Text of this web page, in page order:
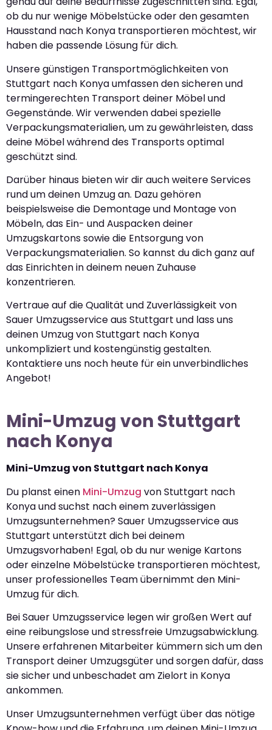
ob du nur wenige Möbelstücke oder den gesamten
Hausstand nach Konya transportieren möchtest, wir
haben die passende Lösung für dich.
Unsere günstigen Transportmöglichkeiten von
Stuttgart nach Konya umfassen den sicheren und
termingerechten Transport deiner Möbel und
Gegenstände. Wir verwenden dabei spezielle
Verpackungsmaterialien, um zu gewährleisten, dass
deine Möbel während des Transports optimal
geschützt sind.
Darüber hinaus bieten wir dir auch weitere Services
rund um deinen Umzug an. Dazu gehören
beispielsweise die Demontage und Montage von
Möbeln, das Ein- und Auspacken deiner
Umzugskartons sowie die Entsorgung von
Verpackungsmaterialien. So kannst du dich ganz auf
das Einrichten in deinem neuen Zuhause
konzentrieren.
Vertraue auf die Qualität und Zuverlässigkeit von
Sauer Umzugsservice aus Stuttgart und lass uns
deinen Umzug von Stuttgart nach Konya
unkompliziert und kostengünstig gestalten.
Kontaktiere uns noch heute für ein unverbindliches
Angebot!
Mini-Umzug von Stuttgart
nach Konya
Mini-Umzug von Stuttgart nach Konya
Du planst einen Mini-Umzug von Stuttgart nach
Konya und suchst nach einem zuverlässigen
Umzugsunternehmen? Sauer Umzugsservice aus
Stuttgart unterstützt dich bei deinem
Umzugsvorhaben! Egal, ob du nur wenige Kartons
oder einzelne Möbelstücke transportieren möchtest,
unser professionelles Team übernimmt den Mini-
Umzug für dich.
Bei Sauer Umzugsservice legen wir großen Wert auf
eine reibungslose und stressfreie Umzugsabwicklung.
Unsere erfahrenen Mitarbeiter kümmern sich um den
Transport deiner Umzugsgüter und sorgen dafür, dass
sie sicher und unbeschadet am Zielort in Konya
ankommen.
Unser Umzugsunternehmen verfügt über das nötige